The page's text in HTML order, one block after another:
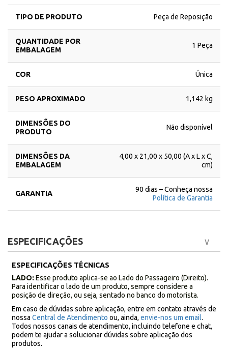
TIPO DE PRODUTO Peça de Reposição
QUANTIDADE POR
EMBALAGEM
1 Peça
COR Única
PESO APROXIMADO 1,142 kg
DIMENSÕES DO
PRODUTO
Não disponível
DIMENSÕES DA
EMBALAGEM
4,00 x 21,00 x 50,00 (A x L x C,
cm)
GARANTIA
90 dias – Conheça nossa
Política de Garantia
ESPECIFICAÇÕES
ESPECIFICAÇÕES TÉCNICAS
LADO: Esse produto aplica-se ao Lado do Passageiro (Direito).
Para identificar o lado de um produto, sempre considere a
posição de direção, ou seja, sentado no banco do motorista.
Em caso de dúvidas sobre aplicação, entre em contato através de
nossa Central de Atendimento ou, ainda, envie-nos um email.
Todos nossos canais de atendimento, incluindo telefone e chat,
podem te ajudar a solucionar dúvidas sobre aplicação dos
produtos.